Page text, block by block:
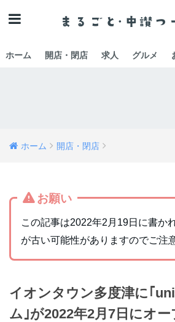
ホーム 開店・閉店 求人 グルメ
ホーム 開店・閉店
お願い
この記事は2022年2月19日に書か
が古い可能性がありますのでご注
イオンタウン多度津に｢
ム｣が2022年2月7日にオー